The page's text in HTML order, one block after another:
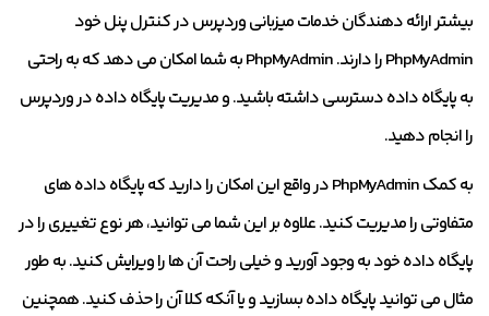
بیشتر ارائه دهندگان خدمات میزبانی وردپرس در کنترل پنل خود
PhpMyAdmin را دارند. PhpMyAdmin به شما امکان می دهد که به راحتی
به پایگاه داده دسترسی داشته باشید. و مدیریت پایگاه داده در وردپرس
را انجام دهید.
به کمک PhpMyAdmin در واقع این امکان را دارید که پایگاه داده های
متفاوتی را مدیریت کنید. علاوه بر این شما می توانید، هر نوع تغییری را در
پایگاه داده خود به وجود آورید و خیلی راحت آن ها را ویرایش کنید. به طور
مثال می توانید پایگاه داده بسازید و یا آنکه کلا آن را حذف کنید. همچنین